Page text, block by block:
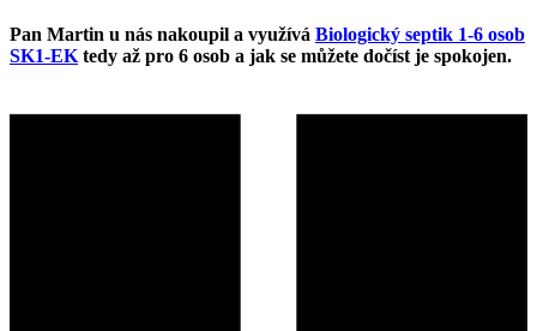
Pan Martin u nás nakoupil a využívá Biologický septik 1-6 osob
SK1-EKtedy až pro 6 osob a jak se můžete dočíst je spokojen.